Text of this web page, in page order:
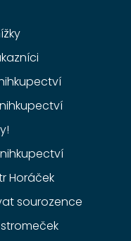
Horáček
sourozence